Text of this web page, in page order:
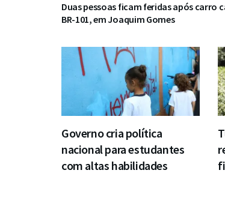
Duas pessoas ficam feridas após carro
BR-101, em Joaquim Gomes
Governo cria política
nacional para estudantes
com altas habilidades